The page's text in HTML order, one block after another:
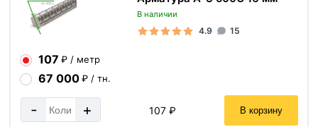
В наличии
4.9 15
107 ₽ / метр
67 000₽ / тн.
- + 107 ₽ В корзину